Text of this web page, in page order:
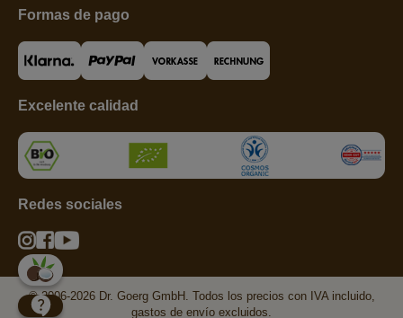
Formas de pago
Excelente calidad
Redes sociales
© 2006-2026 Dr. Goerg GmbH. Todos los precios con IVA incluido,
gastos de envío excluidos.